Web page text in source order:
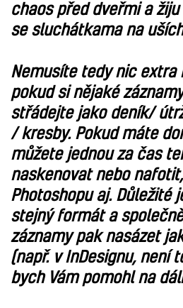
chaos před dveřmi a
se sluchátkama na
Nemusíte tedy nic extra
pokud si nějaké
střádejte jako deník/
/ kresby. Pokud máte
můžete jednou za čas
naskenovat nebo
Photoshopu aj. Důležité
stejný formát a
záznamy pak nasázet
(např. v InDesignu, není
bych Vám pomohl na